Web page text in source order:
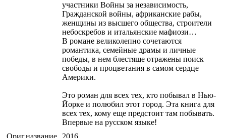
участники Войны за независимость,
Гражданской войны, африканские рабы,
женщины из высшего общества, строители
небоскребов и итальянские мафиози…
В романе великолепно сочетаются
романтика, семейные драмы и личные
победы, в нем блестяще отражены поиск
свободы и процветания в самом сердце
Америки.
Это роман для всех тех, кто побывал в Нью-
Йорке и полюбил этот город. Эта книга для
всех тех, кому еще предстоит там побывать.
Впервые на русском языке!
Ориг.название
2016